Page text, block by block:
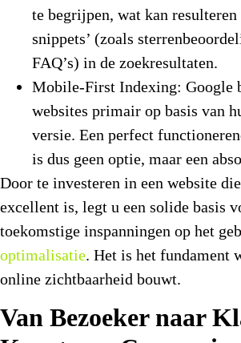
te begrijpen, wat kan resulteren
snippets’ (zoals
FAQ’s) in de zoekresultaten.
Mobile-First Indexing: Google
websites primair op basis van
versie. Een perfect
is dus geen optie, maar een
Door te investeren in een website
excellent is, legt u een solide basis
toekomstige inspanningen op het
optimalisatie. Het is het fundament
online zichtbaarheid bouwt.
Van Bezoeker naar